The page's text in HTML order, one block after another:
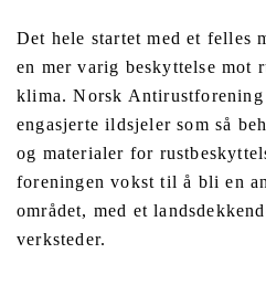
Det hele startet med et felles
en mer varig beskyttelse mot
klima. Norsk Antirustforening
engasjerte ildsjeler som så
og materialer for
foreningen vokst til å bli en
området, med et
verksteder.